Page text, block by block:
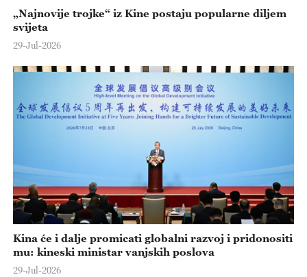
„Najnovije trojke“ iz Kine postaju popularne diljem
svijeta
29-Jul-2026
Kina će i dalje promicati globalni razvoj i pridonositi
mu: kineski ministar vanjskih poslova
29-Jul-2026